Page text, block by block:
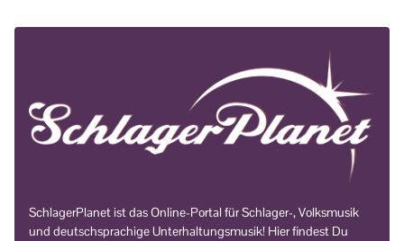
SchlagerPlanet ist das Online-Portal für Schlager-, Volksmusik
und deutschsprachige Unterhaltungsmusik! Hier findest Du